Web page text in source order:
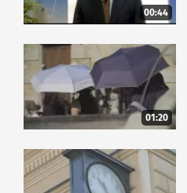
00:44
01:20